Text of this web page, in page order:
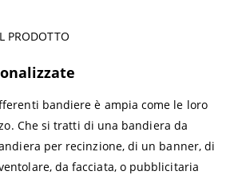
PRODOTTO
bandiere è ampia come le loro
Che si tratti di una bandiera da
per recinzione, di un banner, di
da facciata, o pubblicitaria